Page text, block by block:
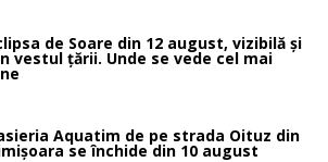
de Soare din 12 august, vizibilă și
vestul țării. Unde se vede cel mai
Aquatim de pe strada Oituz din
se închide din 10 august